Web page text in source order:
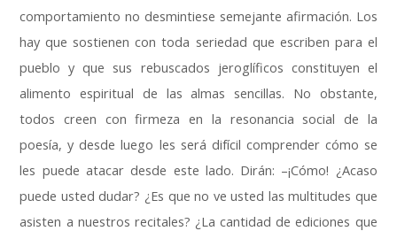
comportamiento no desmintiese semejante afirmación. Los
hay que sostienen con toda seriedad que escriben para el
pueblo y que sus rebuscados jeroglíficos constituyen el
alimento espiritual de las almas sencillas. No obstante,
todos creen con firmeza en la resonancia social de la
poesía,y desde luego les será difícil comprender cómo se
les puede atacar desde este lado. Dirán: –¡Cómo! ¿Acaso
puede usted dudar? ¿Es que no ve usted las multitudes que
asisten a nuestros recitales? ¿La cantidad de ediciones que